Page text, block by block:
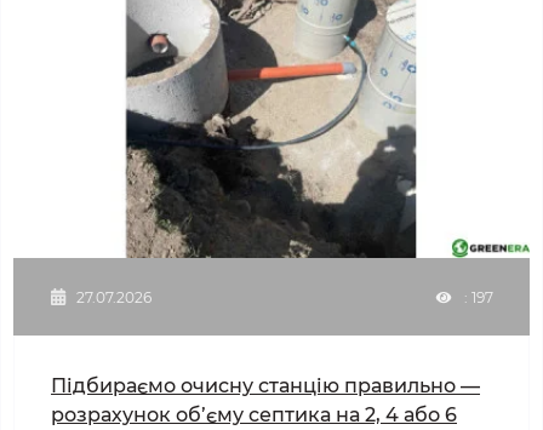
27.07.2026 : 197
Підбираємо очисну станцію правильно —
розрахунок об’єму септика на 2, 4 або 6